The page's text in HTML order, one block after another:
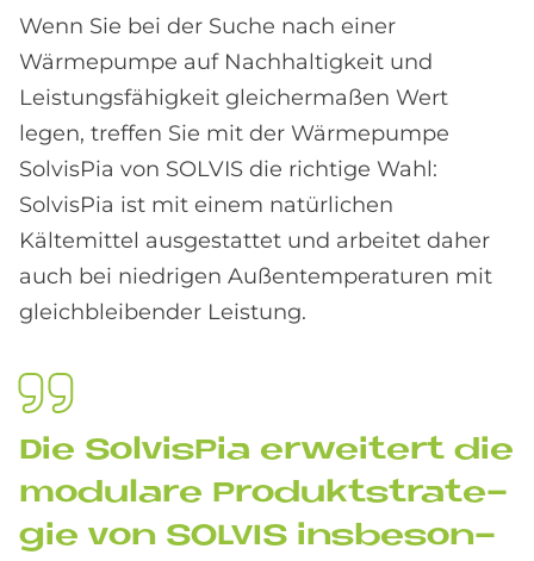
Wenn Sie bei der Suche nach einer
Wärmepumpe auf Nachhaltigkeit und
Leistungsfähigkeit gleichermaßen Wert
legen, treffen Sie mit der Wärmepumpe
SolvisPia von SOLVIS die richtige Wahl:
SolvisPia ist mit einem natürlichen
Kältemittel ausgestattet und arbeitet daher
auch bei niedrigen Außentemperaturen mit
gleichbleibender Leistung.
Die Sol­visPia er­wei­tert die
mo­du­la­re Pro­dukt­stra­te­
gie von SOL­VIS ins­be­son­